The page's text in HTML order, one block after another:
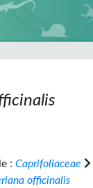
: Caprifoliaceae
officinalis